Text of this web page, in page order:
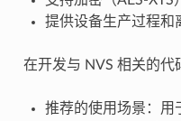
提供设备生产过程和
在开发与 NVS 相关的代
推荐的使用场景：用